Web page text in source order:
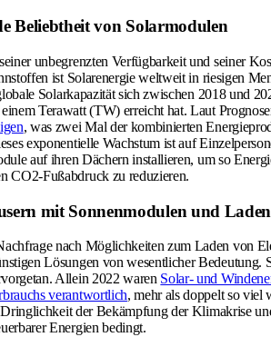
Beliebtheit von Solarmodulen
unbegrenzten Verfügbarkeit und seiner
ist Solarenergie weltweit in riesigen
Solarkapazität sich zwischen 2018 und
Terawatt (TW) erreicht hat. Laut
, was zwei Mal der kombinierten
exponentielle Wachstum ist auf
auf ihren Dächern installieren, um so
CO2-Fußabdruck zu reduzieren.
mit Sonnenmodulen und
nach Möglichkeiten zum Laden von
Lösungen von wesentlicher Bedeutung.
Allein 2022 waren Solar- und
verantwortlich, mehr als doppelt so viel
der Bekämpfung der Klimakrise
Energien bedingt.